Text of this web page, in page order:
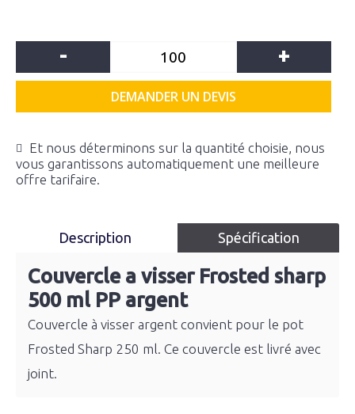
- +
DEMANDER UN DEVIS
Et nous déterminons sur la quantité choisie, nous
vous garantissons automatiquement une meilleure
offre tarifaire.
Description Spécification
Couvercle a visser Frosted sharp
500 ml PP argent
Couvercle à visser argent convient pour le pot
Frosted Sharp 250 ml. Ce couvercle est livré avec
joint.